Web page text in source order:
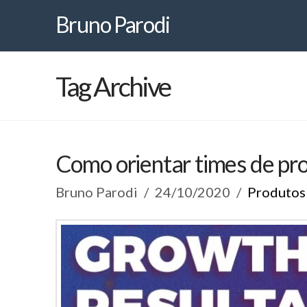
Bruno
Parodi
Bruno Parodi
Tag Archive
Como orientar times de
Bruno Parodi 24/10/2020